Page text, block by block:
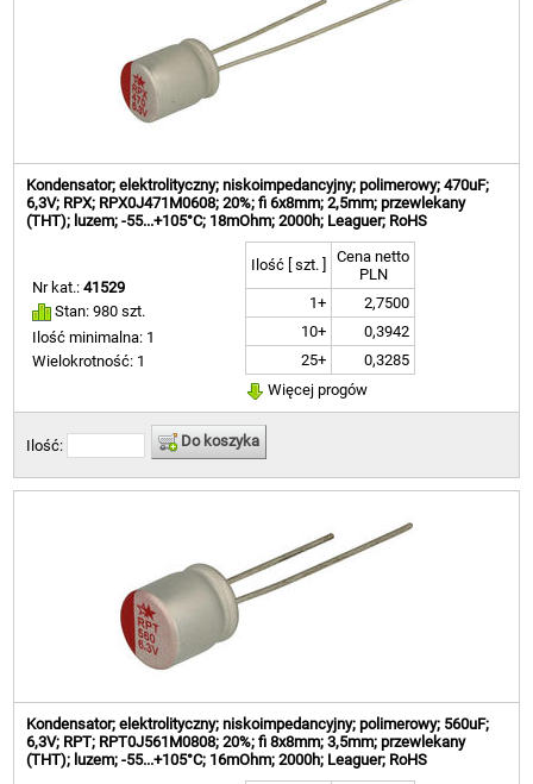
Kondensator; elektrolityczny; niskoimpedancyjny; polimerowy; 470uF;
6,3V; RPX; RPX0J471M0608; 20%; fi 6x8mm; 2,5mm; przewlekany
(THT); luzem; -55...+105°C; 18mOhm; 2000h; Leaguer; RoHS
Nr kat.:41529
Stan: 980 szt.
Ilość minimalna: 1
Wielokrotność: 1
Ilość [ szt. ]
Cena netto
PLN
1+
2,7500
10+
0,3942
25+
0,3285
Więcej progów
Ilość: Do koszyka
Kondensator; elektrolityczny; niskoimpedancyjny; polimerowy; 560uF;
6,3V; RPT; RPT0J561M0808; 20%; fi 8x8mm; 3,5mm; przewlekany
(THT); luzem; -55...+105°C; 16mOhm; 2000h; Leaguer; RoHS